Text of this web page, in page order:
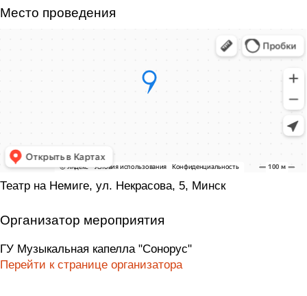
Место проведения
Театр на Немиге, ул. Некрасова, 5, Минск
Организатор мероприятия
ГУ Музыкальная капелла "Сонорус"
Перейти к странице организатора